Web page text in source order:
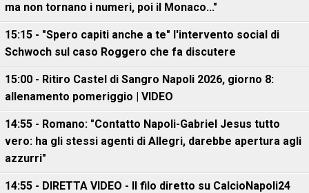
ma non tornano i numeri, poi il Monaco..."
15:15 - "Spero capiti anche a te" l'intervento social di
Schwoch sul caso Roggero che fa discutere
15:00 - Ritiro Castel di Sangro Napoli 2026, giorno 8:
allenamento pomeriggio | VIDEO
14:55 - Romano: "Contatto Napoli-Gabriel Jesus tutto
vero: ha gli stessi agenti di Allegri, darebbe apertura agli
azzurri"
14:55 - DIRETTA VIDEO - Il filo diretto su CalcioNapoli24